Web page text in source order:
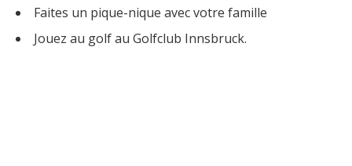
Faites un pique-nique avec votre famille
Jouez au golf au Golfclub Innsbruck.